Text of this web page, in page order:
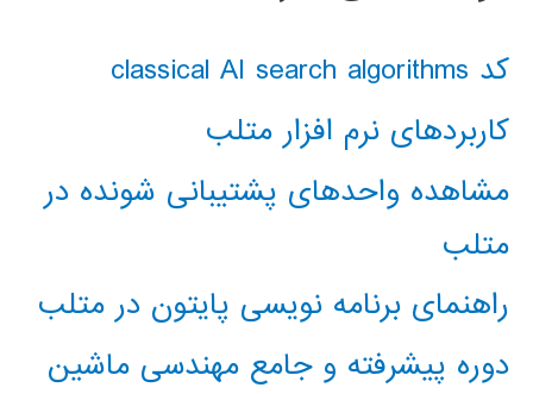
کد classical AI search algorithms
کاربردهای نرم افزار متلب
مشاهده واحدهای پشتیبانی شونده در
متلب
راهنمای برنامه نویسی پایتون در متلب
دوره پیشرفته و جامع مهندسی ماشین